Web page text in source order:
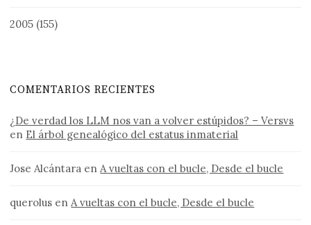
2005 (155)
COMENTARIOS RECIENTES
¿De verdad los LLM nos van a volver estúpidos? – Versvs
en El árbol genealógico del estatus inmaterial
Jose Alcántara enA vueltas con el bucle, Desde el bucle
querolus enA vueltas con el bucle, Desde el bucle